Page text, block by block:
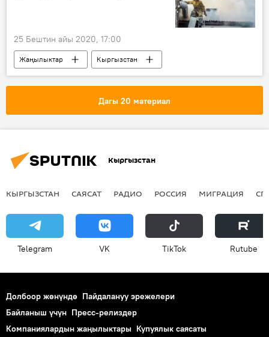
25 Бештин айы 2020, 17:00
Жаңылыктар
Кыргызстан
Окуялар
Бишкек
ӨКМ
Дагы 20 материал
Кыргызстан
КЫРГЫЗСТАН САЯСАТ РАДИО РОССИЯ МИГРАЦИЯ
Telegram VK ТikТоk Rutube
Долбоор жөнүндө Пайдалануу эрежелери
Байланыш үчүн Пресс-релиздер
Компаниялардын жаңылыктары Купуялык саясаты